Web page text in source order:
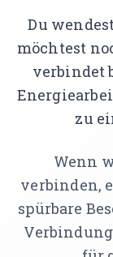
ONLINEKURSE
Dein Weg
Trauma und
Narrative
Du
möchtest
verbindet
zu
Wenn
verbinden,
spürbare